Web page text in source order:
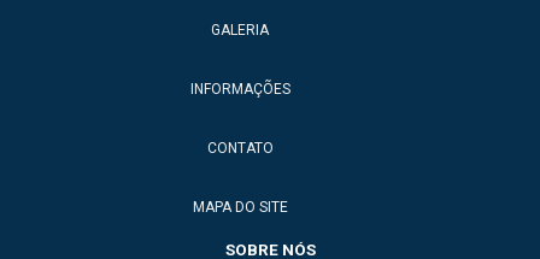
GALERIA
INFORMAÇÕES
CONTATO
MAPA DO SITE
SOBRE NÓS